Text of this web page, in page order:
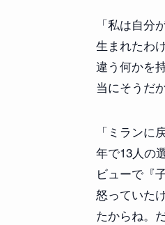
「私は自
生まれたわ
違う何かを
当にそうだ
「ミラン
年で13人の
ビューで『
怒っていた
たからね。